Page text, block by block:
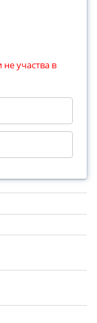
участва в